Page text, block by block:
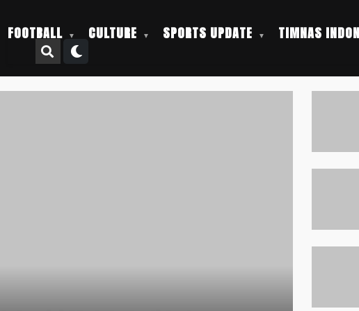
FOOTBALL CULTURE SPORTS UPDATE TIMNAS